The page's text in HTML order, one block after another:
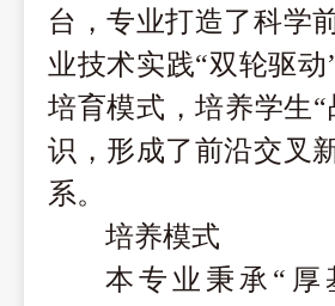
台，专业打造了科学
业技术实践“双轮驱动
培育模式，培养学生“
识，形成了前沿交叉
系。
培养模式
本专业秉承 “厚